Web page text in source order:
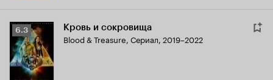
Рейтинг
Кинопоиска
6.3
6.3 Кровь и сокровища
Blood & Treasure, Сериал, 2019–2022